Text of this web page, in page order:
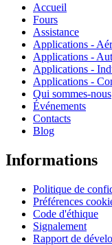
Accueil
Fours
Assistance
Applications -
Applications -
Applications -
Applications -
Qui sommes-nous
Événements
Contacts
Blog
Informations
Politique de
Préférences
Code d'éthique
Signalement
Rapport de